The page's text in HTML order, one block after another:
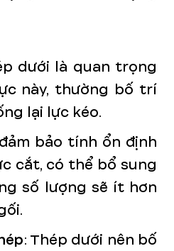
dưới là quan trọng
này, thường bố trí
lại lực kéo.
bảo tính ổn định
cắt, có thể bổ sung
số lượng sẽ ít hơn
: Thép dưới nên bố